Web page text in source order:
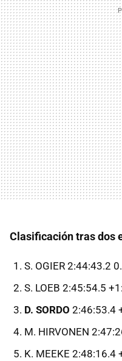
Clasificación tras dos
S. OGIER 2:44:43.2
S. LOEB 2:45:54.5
D. SORDO 2:46:53.4
M. HIRVONEN
K. MEEKE 2:48:16.4